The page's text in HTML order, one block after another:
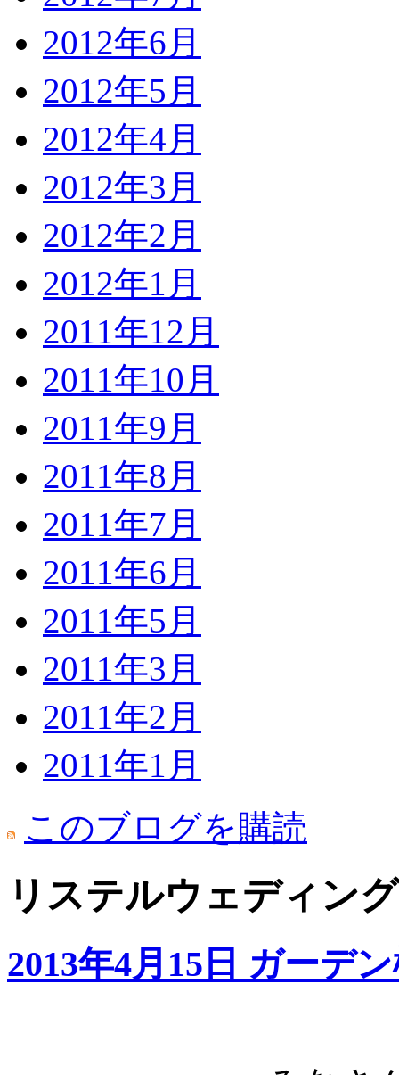
2012年6月
2012年5月
2012年4月
2012年3月
2012年2月
2012年1月
2011年12月
2011年10月
2011年9月
2011年8月
2011年7月
2011年6月
2011年5月
2011年3月
2011年2月
2011年1月
このブログを購読
リステルウェディン
2013年4月15日 ガーデ